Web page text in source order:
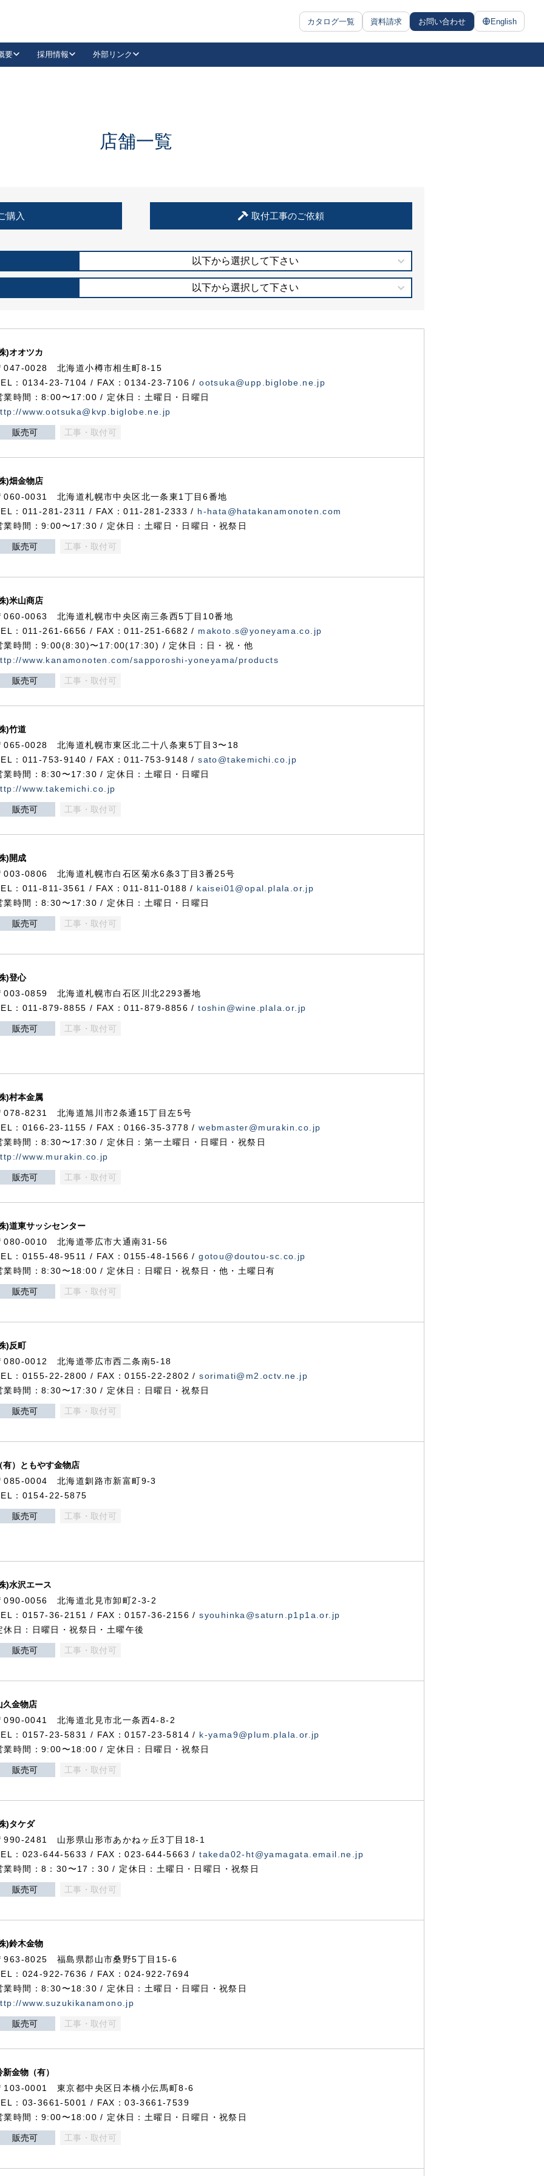
カタログ一覧 資料請求 お問い合わせ English
抗ウイルス・抗菌製品
要 採用情報 外部リンク
LinkedIn
住宅使用部材標準化推進協議会
店舗一覧
購入 取付工事のご依頼
以下から選択して下さい
以下から選択して下さい
)オオツカ
047-0028 北海道小樽市相生町8-15
：0134-23-7104 / FAX：0134-23-7106 /ootsuka@upp.biglobe.ne.jp
業時間：8:00〜17:00 / 定休日：土曜日・日曜日
www.ootsuka@kvp.biglobe.ne.jp
販売可 工事・取付可
)畑金物店
060-0031 北海道札幌市中央区北一条東1丁目6番地
：011-281-2311 / FAX：011-281-2333 / h-hata@hatakanamonoten.com
業時間：9:00〜17:30 / 定休日：土曜日・日曜日・祝祭日
販売可 工事・取付可
)米山商店
060-0063 北海道札幌市中央区南三条西5丁目10番地
：011-261-6656 / FAX：011-251-6682 / makoto.s@yoneyama.co.jp
業時間：9:00(8:30)〜17:00(17:30) / 定休日：日・祝・他
www.kanamonoten.com/sapporoshi-yoneyama/products
販売可 工事・取付可
)竹道
065-0028 北海道札幌市東区北二十八条東5丁目3〜18
：011-753-9140 / FAX：011-753-9148 /sato@takemichi.co.jp
業時間：8:30〜17:30 / 定休日：土曜日・日曜日
www.takemichi.co.jp
販売可 工事・取付可
)開成
003-0806 北海道札幌市白石区菊水6条3丁目3番25号
：011-811-3561 / FAX：011-811-0188 / kaisei01@opal.plala.or.jp
業時間：8:30〜17:30 / 定休日：土曜日・日曜日
販売可 工事・取付可
)登心
003-0859 北海道札幌市白石区川北2293番地
：011-879-8855 / FAX：011-879-8856 /toshin@wine.plala.or.jp
販売可 工事・取付可
)村本金属
078-8231 北海道旭川市2条通15丁目左5号
：0166-23-1155 / FAX：0166-35-3778 /webmaster@murakin.co.jp
業時間：8:30〜17:30 / 定休日：第一土曜日・日曜日・祝祭日
www.murakin.co.jp
販売可 工事・取付可
)道東サッシセンター
080-0010 北海道帯広市大通南31-56
：0155-48-9511 / FAX：0155-48-1566 /gotou@doutou-sc.co.jp
業時間：8:30〜18:00 / 定休日：日曜日・祝祭日・他・土曜日有
販売可 工事・取付可
)反町
080-0012 北海道帯広市西二条南5-18
：0155-22-2800 / FAX：0155-22-2802 /sorimati@m2.octv.ne.jp
業時間：8:30〜17:30 / 定休日：日曜日・祝祭日
販売可 工事・取付可
有）ともやす金物店
085-0004 北海道釧路市新富町9-3
：0154-22-5875
販売可 工事・取付可
)水沢エース
090-0056 北海道北見市卸町2-3-2
：0157-36-2151 / FAX：0157-36-2156 /syouhinka@saturn.p1p1a.or.jp
休日：日曜日・祝祭日・土曜午後
販売可 工事・取付可
久金物店
090-0041 北海道北見市北一条西4-8-2
：0157-23-5831 / FAX：0157-23-5814 / k-yama9@plum.plala.or.jp
業時間：9:00〜18:00 / 定休日：日曜日・祝祭日
販売可 工事・取付可
)タケダ
990-2481 山形県山形市あかねヶ丘3丁目18-1
：023-644-5633 / FAX：023-644-5663 /takeda02-ht@yamagata.email.ne.jp
業時間：8：30〜17：30 / 定休日：土曜日・日曜日・祝祭日
販売可 工事・取付可
)鈴木金物
963-8025 福島県郡山市桑野5丁目15-6
：024-922-7636 / FAX：024-922-7694
業時間：8:30〜18:30 / 定休日：土曜日・日曜日・祝祭日
www.suzukikanamono.jp
販売可 工事・取付可
新金物（有）
103-0001 東京都中央区日本橋小伝馬町8-6
：03-3661-5001 / FAX：03-3661-7539
業時間：9:00〜18:00 / 定休日：土曜日・日曜日・祝祭日
販売可 工事・取付可